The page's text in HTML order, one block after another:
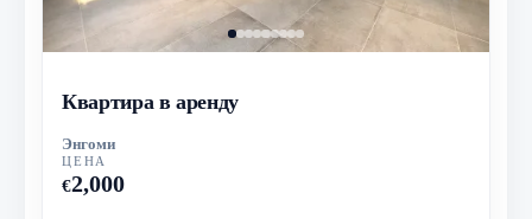
Квартира в аренду
Энгоми
ЦЕНА
€2,000